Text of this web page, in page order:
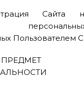
Сайта
Пользователем